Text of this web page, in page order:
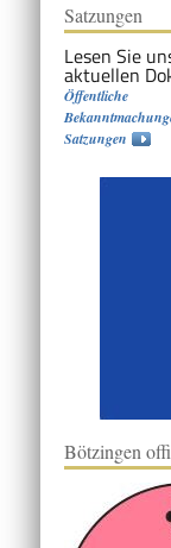
Satzungen
Lesen Sie
aktuellen
Öffentliche
Satzungen
Bötzingen